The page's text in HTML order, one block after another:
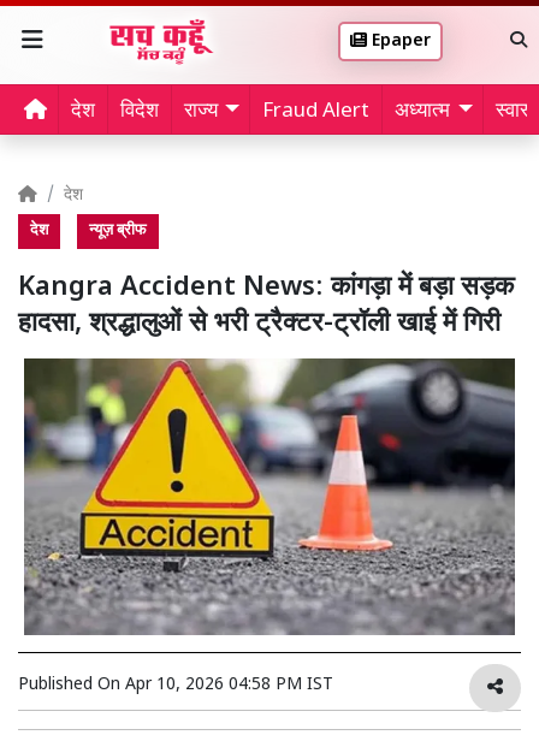
Epaper
देश विदेश राज्य Fraud Alert अध्यात्म
देश
देश न्यूज़ ब्रीफ
Kangra Accident News: कांगड़ा में बड़ा सड़क
हादसा, श्रद्धालुओं से भरी ट्रैक्टर-ट्रॉली खाई में गिरी
Published On Apr 10, 2026 04:58 PM IST